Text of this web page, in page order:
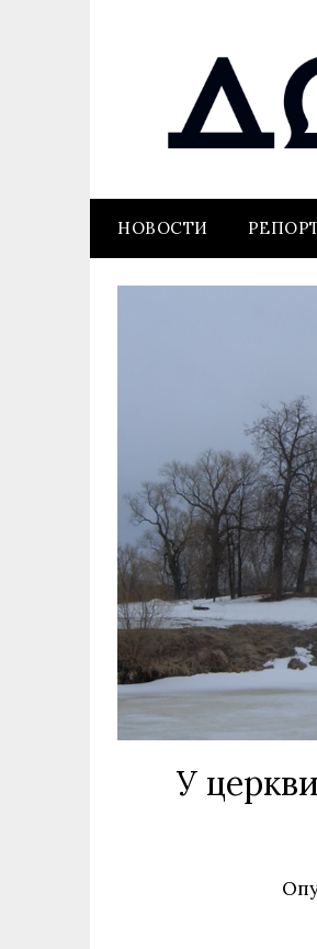
НОВОСТИ
У